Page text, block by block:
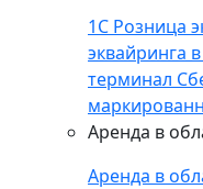
1С Розница
эквайринга
терминал
Аренда в
Аренда в